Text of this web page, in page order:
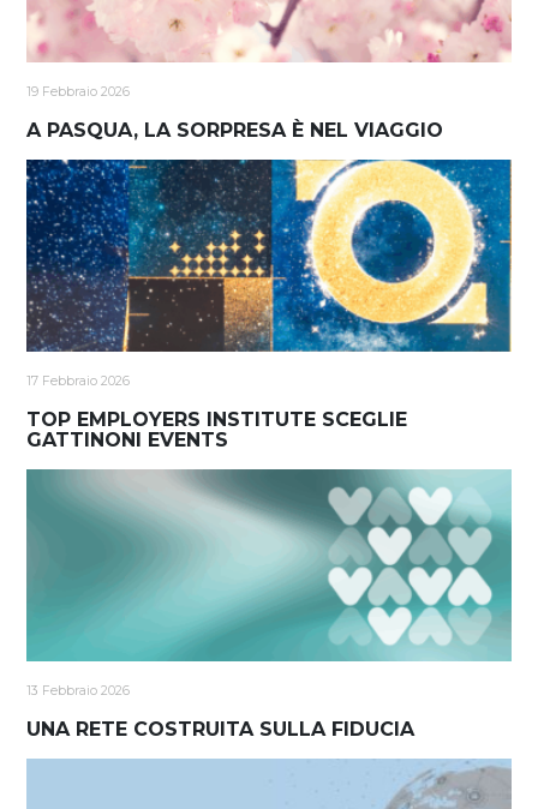
19 Febbraio 2026
A PASQUA, LA SORPRESA È NEL VIAGGIO
17 Febbraio 2026
TOP EMPLOYERS INSTITUTE SCEGLIE
GATTINONI EVENTS
13 Febbraio 2026
UNA RETE COSTRUITA SULLA FIDUCIA